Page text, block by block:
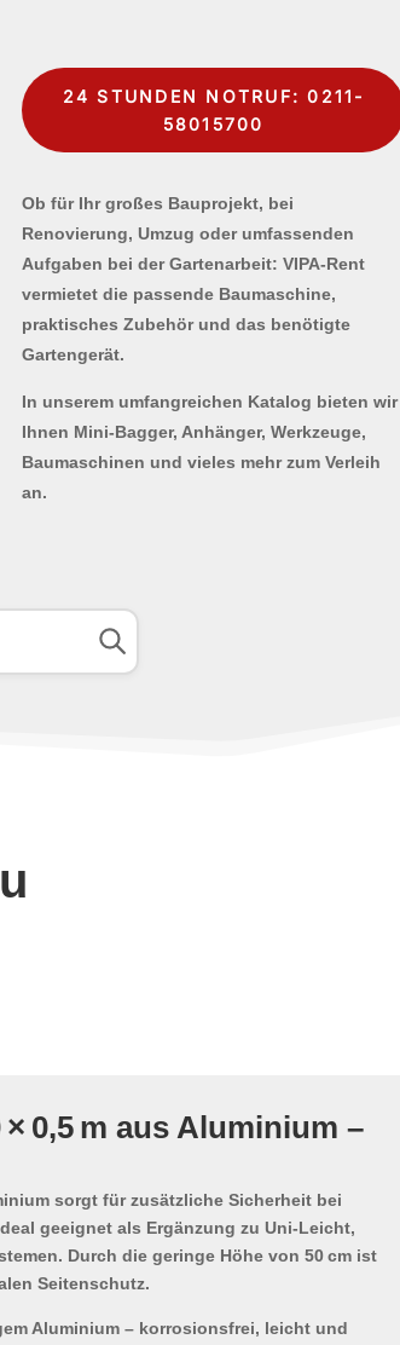
24 STUNDEN NOTRUF: 0211-
58015700
Ob für Ihr großes Bauprojekt, bei
Renovierung, Umzug oder umfassenden
Aufgaben bei der Gartenarbeit: VIPA-Rent
vermietet die passende Baumaschine,
praktisches Zubehör und das benötigte
Gartengerät.
In unserem umfangreichen Katalog bieten wir
Ihnen Mini-Bagger, Anhänger, Werkzeuge,
Baumaschinen und vieles mehr zum Verleih
an.
0,5 m aus Aluminium –
sorgt für zusätzliche Sicherheit bei
geeignet als Ergänzung zu Uni-Leicht,
Durch die geringe Höhe von 50 cm ist
Seitenschutz.
Aluminium – korrosionsfrei, leicht und